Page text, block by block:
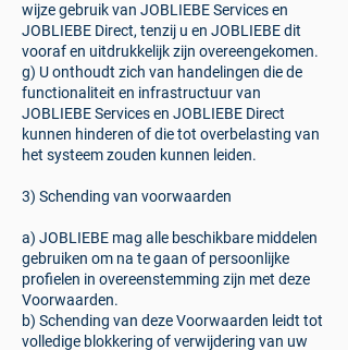
wijze gebruik van JOBLIEBE Services en
JOBLIEBE Direct, tenzij u en JOBLIEBE dit
vooraf en uitdrukkelijk zijn overeengekomen.
g) U onthoudt zich van handelingen die de
functionaliteit en infrastructuur van
JOBLIEBE Services en JOBLIEBE Direct
kunnen hinderen of die tot overbelasting van
het systeem zouden kunnen leiden.
​3) Schending van voorwaarden
a) JOBLIEBE mag alle beschikbare middelen
gebruiken om na te gaan of persoonlijke
profielen in overeenstemming zijn met deze
Voorwaarden.
b) Schending van deze Voorwaarden leidt tot
volledige blokkering of verwijdering van uw